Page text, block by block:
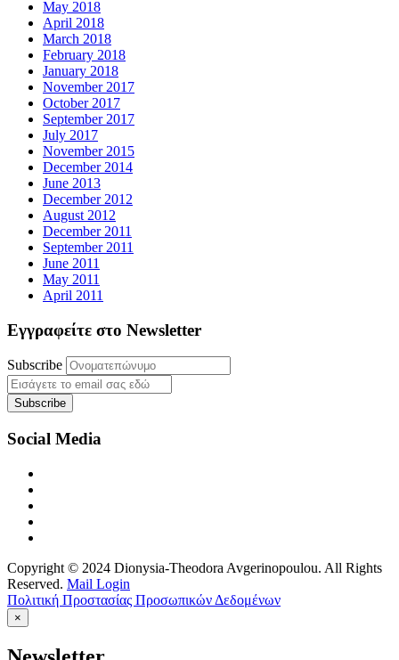
May 2018
April 2018
March 2018
February 2018
January 2018
November 2017
October 2017
September 2017
July 2017
November 2015
December 2014
June 2013
December 2012
August 2012
December 2011
September 2011
June 2011
May 2011
April 2011
Εγγραφείτε στο Newsletter
Subscribe
Social Media
Copyright © 2024 Dionysia-Theodora Avgerinopoulou. All Rights
Reserved. Mail Login
Πολιτική Προστασίας Προσωπικών Δεδομένων
×